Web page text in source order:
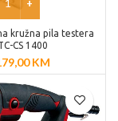
kružna pila testera
CS 1400
KM